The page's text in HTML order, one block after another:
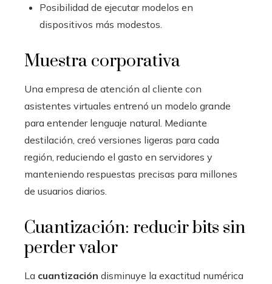
Posibilidad de ejecutar modelos en
dispositivos más modestos.
Muestra corporativa
Una empresa de atención al cliente con
asistentes virtuales entrenó un modelo grande
para entender lenguaje natural. Mediante
destilación, creó versiones ligeras para cada
región, reduciendo el gasto en servidores y
manteniendo respuestas precisas para millones
de usuarios diarios.
Cuantización: reducir bits sin
perder valor
La cuantización disminuye la exactitud numérica